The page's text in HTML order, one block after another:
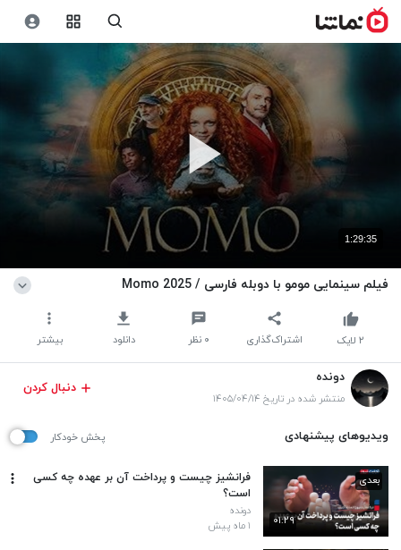
1:29:35
فیلم سینمایی مومو با دوبله فارسی / Momo 2025
اشتراک‌گذاری ۰ نظر دانلود بیشتر ۲ لایک
دونده
منتشر شده در تاریخ ۱۴۰۵/۰۴/۱۴
دنبال کردن
ویدیوهای پیشنهادی پخش خودکار
۰۱:۲۹
بعدی
فرانشیز چیست و پرداخت آن بر عهده چه کسی
است؟
دونده
۱ ماه پیش